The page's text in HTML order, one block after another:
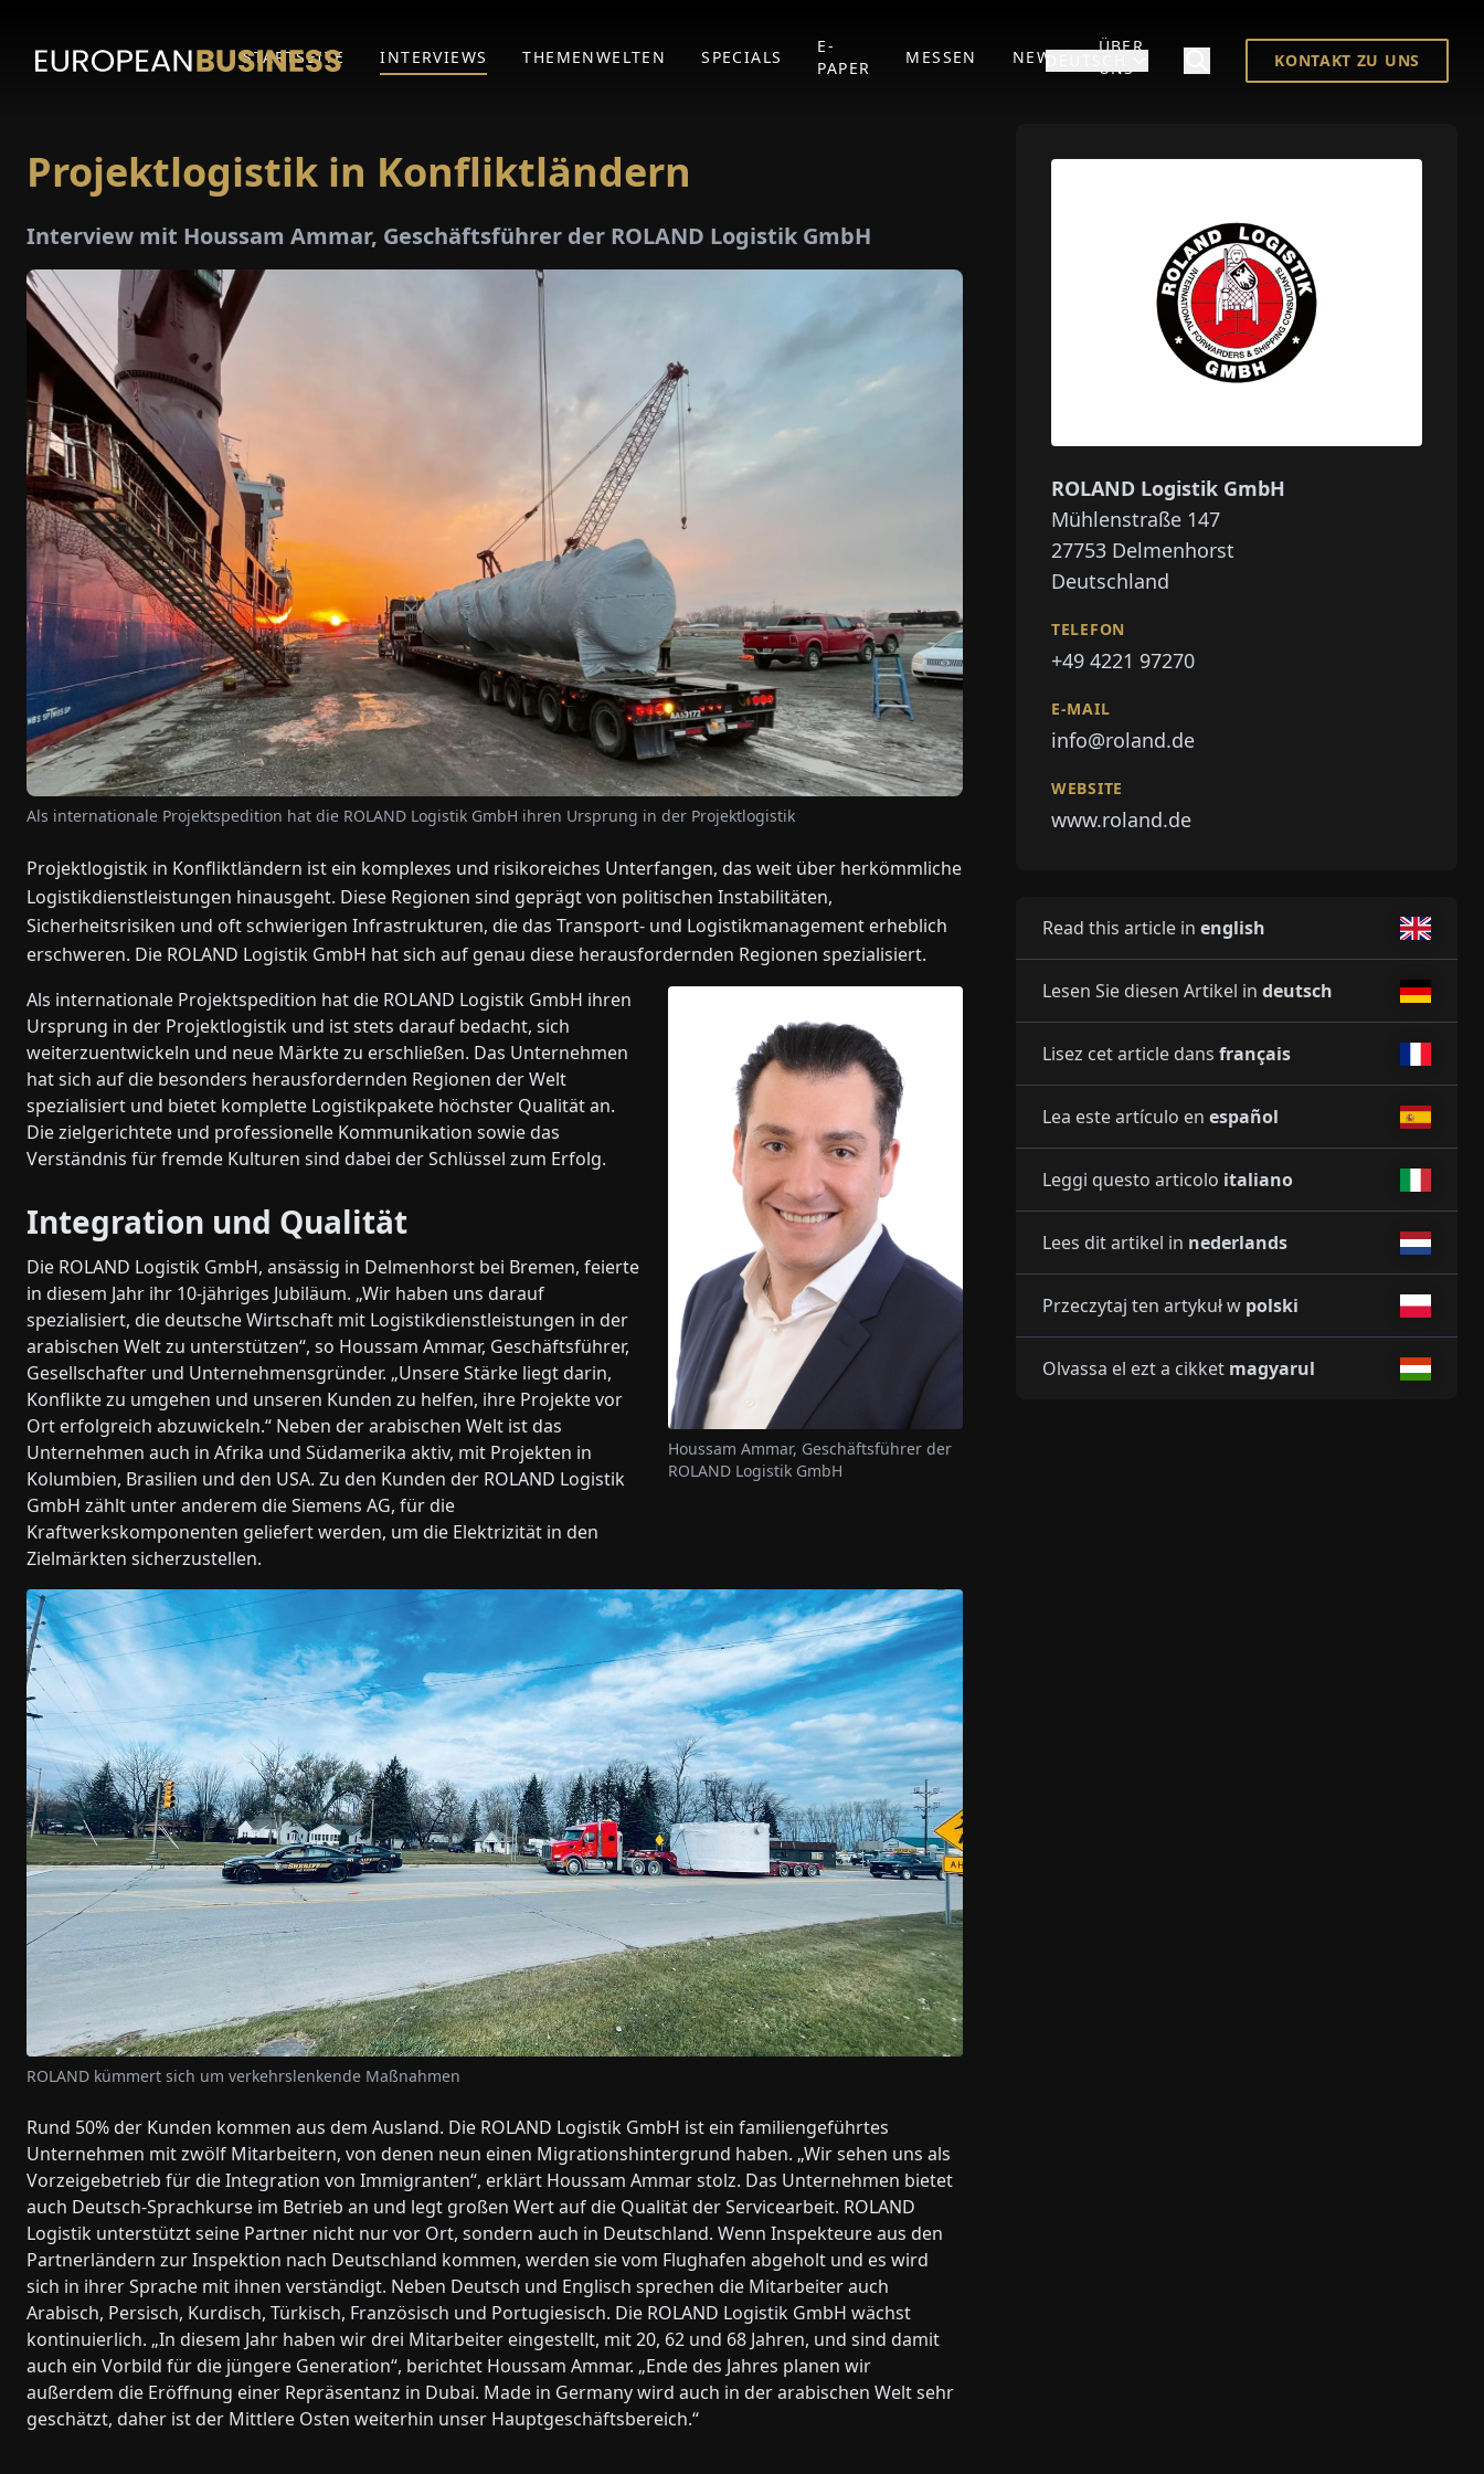
STARTSEITE INTERVIEWS THEMENWELTEN SPECIALS
E-
PAPER
MESSEN NEWS
ÜBER
UNS
KONTAKT ZU UNS
Projektlogistik in Konfliktländern
Interview mit Houssam Ammar, Geschäftsführer der ROLAND Logistik GmbH
Als internationale Projektspedition hat die ROLAND Logistik GmbH ihren Ursprung in der Projektlogistik
Projektlogistik in Konfliktländern ist ein komplexes und risikoreiches Unterfangen, das weit über herkömmliche
Logistikdienstleistungen hinausgeht. Diese Regionen sind geprägt von politischen Instabilitäten,
Sicherheitsrisiken und oft schwierigen Infrastrukturen, die das Transport- und Logistikmanagement erheblich
erschweren. Die ROLAND Logistik GmbH hat sich auf genau diese herausfordernden Regionen spezialisiert.
Als internationale Projektspedition hat die ROLAND Logistik GmbH ihren
Ursprung in der Projektlogistik und ist stets darauf bedacht, sich
weiterzuentwickeln und neue Märkte zu erschließen. Das Unternehmen
hat sich auf die besonders herausfordernden Regionen der Welt
spezialisiert und bietet komplette Logistikpakete höchster Qualität an.
Die zielgerichtete und professionelle Kommunikation sowie das
Verständnis für fremde Kulturen sind dabei der Schlüssel zum Erfolg.
Integration und Qualität
Die ROLAND Logistik GmbH, ansässig in Delmenhorst bei Bremen, feierte
in diesem Jahr ihr 10-jähriges Jubiläum. „Wir haben uns darauf
spezialisiert, die deutsche Wirtschaft mit Logistikdienstleistungen in der
arabischen Welt zu unterstützen“, so Houssam Ammar, Geschäftsführer,
Gesellschafter und Unternehmensgründer. „Unsere Stärke liegt darin,
Konflikte zu umgehen und unseren Kunden zu helfen, ihre Projekte vor
Ort erfolgreich abzuwickeln.“ Neben der arabischen Welt ist das
Unternehmen auch in Afrika und Südamerika aktiv, mit Projekten in
Kolumbien, Brasilien und den USA. Zu den Kunden der ROLAND Logistik
GmbH zählt unter anderem die Siemens AG, für die
Kraftwerkskomponenten geliefert werden, um die Elektrizität in den
Zielmärkten sicherzustellen.
Houssam Ammar, Geschäftsführer der
ROLAND Logistik GmbH
ROLAND kümmert sich um verkehrslenkende Maßnahmen
Rund 50% der Kunden kommen aus dem Ausland. Die ROLAND Logistik GmbH ist ein familiengeführtes
Unternehmen mit zwölf Mitarbeitern, von denen neun einen Migrationshintergrund haben. „Wir sehen uns als
Vorzeigebetrieb für die Integration von Immigranten“, erklärt Houssam Ammar stolz. Das Unternehmen bietet
auch Deutsch-Sprachkurse im Betrieb an und legt großen Wert auf die Qualität der Servicearbeit. ROLAND
Logistik unterstützt seine Partner nicht nur vor Ort, sondern auch in Deutschland. Wenn Inspekteure aus den
Partnerländern zur Inspektion nach Deutschland kommen, werden sie vom Flughafen abgeholt und es wird
sich in ihrer Sprache mit ihnen verständigt. Neben Deutsch und Englisch sprechen die Mitarbeiter auch
Arabisch, Persisch, Kurdisch, Türkisch, Französisch und Portugiesisch. Die ROLAND Logistik GmbH wächst
kontinuierlich. „In diesem Jahr haben wir drei Mitarbeiter eingestellt, mit 20, 62 und 68 Jahren, und sind damit
auch ein Vorbild für die jüngere Generation“, berichtet Houssam Ammar. „Ende des Jahres planen wir
außerdem die Eröffnung einer Repräsentanz in Dubai. Made in Germany wird auch in der arabischen Welt sehr
geschätzt, daher ist der Mittlere Osten weiterhin unser Hauptgeschäftsbereich.“
ROLAND Logistik GmbH
Mühlenstraße 147
27753 Delmenhorst
Deutschland
TELEFON
+49 4221 97270
E-MAIL
info@roland.de
WEBSITE
www.roland.de
Read this article in english
Lesen Sie diesen Artikel in deutsch
Lisez cet article dans français
Lea este artículo en español
Leggi questo articolo italiano
Lees dit artikel in nederlands
Przeczytaj ten artykuł w polski
Olvassa el ezt a cikket magyarul